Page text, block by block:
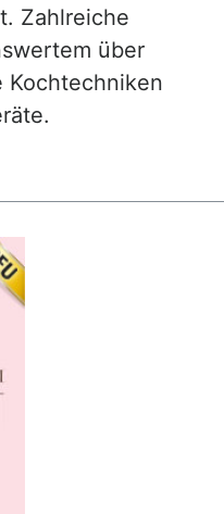
Zahlreiche
über
Kochtechniken